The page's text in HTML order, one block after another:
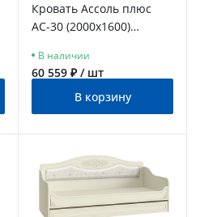
Кровать Ассоль плюс
АС-30 (2000х1600)
В наличии
60 559 ₽ / шт
В корзину